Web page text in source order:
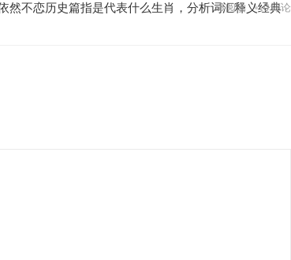
然不恋历史篇指是代表什么生肖，分析词汇释义经典
8 阅读 0评论